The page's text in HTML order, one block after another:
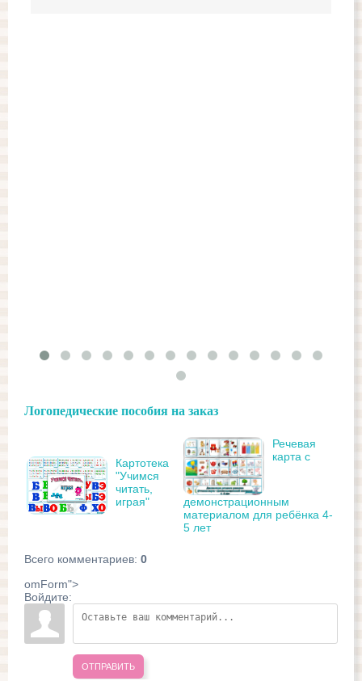
Логопедические пособия на заказ
Картотека
"Учимся
читать,
играя"
Речевая
карта с
демонстрационным
материалом для ребёнка 4-
5 лет
Всего комментариев: 0
omForm">
Войдите:
ОТПРАВИТЬ